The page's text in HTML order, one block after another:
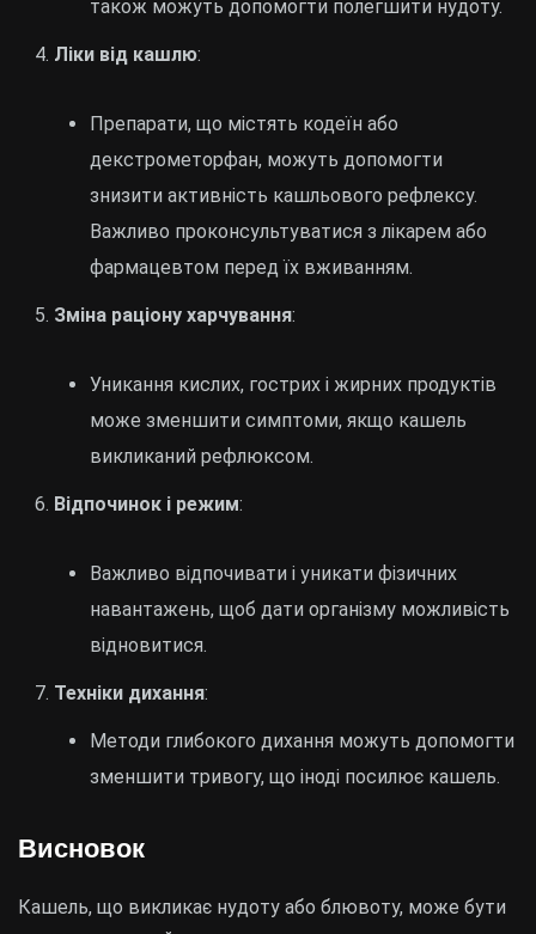
також можуть допомогти полегшити нудоту.
Ліки від кашлю:
Препарати, що містять кодеїн або
декстрометорфан, можуть допомогти
знизити активність кашльового рефлексу.
Важливо проконсультуватися з лікарем або
фармацевтом перед їх вживанням.
Зміна раціону харчування:
Уникання кислих, гострих і жирних продуктів
може зменшити симптоми, якщо кашель
викликаний рефлюксом.
Відпочинок і режим:
Важливо відпочивати і уникати фізичних
навантажень, щоб дати організму можливість
відновитися.
Техніки дихання:
Методи глибокого дихання можуть допомогти
зменшити тривогу, що іноді посилює кашель.
Висновок
Кашель, що викликає нудоту або блювоту, може бути